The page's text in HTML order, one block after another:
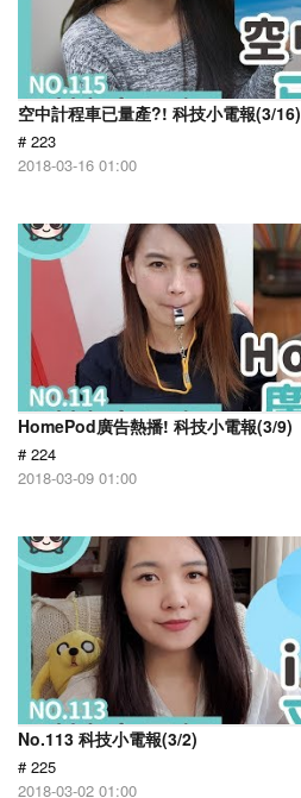
空中計程車已量產?! 科技小電報(3/16)
# 223
2018-03-16 01:00
HomePod廣告熱播! 科技小電報(3/9)
# 224
2018-03-09 01:00
No.113 科技小電報(3/2)
# 225
2018-03-02 01:00